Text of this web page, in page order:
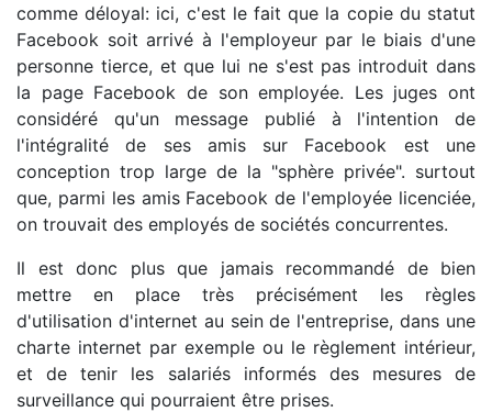
comme déloyal: ici, c'est le fait que la copie du statut
Facebook soit arrivé à l'employeur par le biais d'une
personne tierce, et que lui ne s'est pas introduit dans
la page Facebook de son employée. Les juges ont
considéré qu'un message publié à l'intention de
l'intégralité de ses amis sur Facebook est une
conception trop large de la "sphère privée". surtout
que, parmi les amis Facebook de l'employée licenciée,
on trouvait des employés de sociétés concurrentes.
Il est donc plus que jamais recommandé de bien
mettre en place très précisément les règles
d'utilisation d'internet au sein de l'entreprise, dans une
charte internet par exemple ou le règlement intérieur,
et de tenir les salariés informés des mesures de
surveillance qui pourraient être prises.